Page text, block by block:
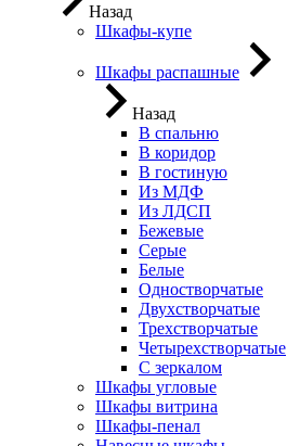
Назад
Шкафы-купе
Шкафы распашные
Назад
В спальню
В коридор
В гостиную
Из МДФ
Из ЛДСП
Бежевые
Серые
Белые
Одностворчатые
Двухстворчатые
Трехстворчатые
Четырехстворчатые
С зеркалом
Шкафы угловые
Шкафы витрина
Шкафы-пенал